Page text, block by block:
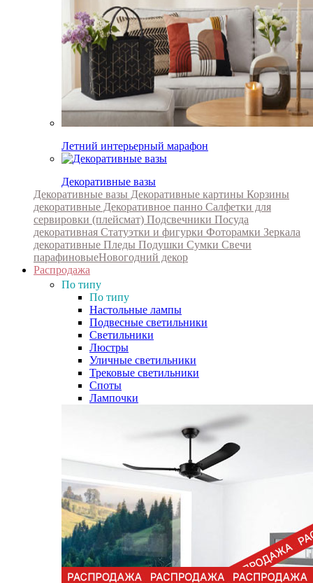
Летний интерьерный марафон
Декоративные вазы
Декоративные вазы Декоративные картины Корзины
декоративные Декоративное панно Салфетки для
сервировки (плейсмат) Подсвечники Посуда
декоративная Статуэтки и фигурки Фоторамки Зеркала
декоративные Пледы Подушки Сумки Свечи
парафиновыеНовогодний декор
Распродажа
По типу
По типу
Настольные лампы
Подвесные светильники
Светильники
Люстры
Уличные светильники
Трековые светильники
Споты
Лампочки